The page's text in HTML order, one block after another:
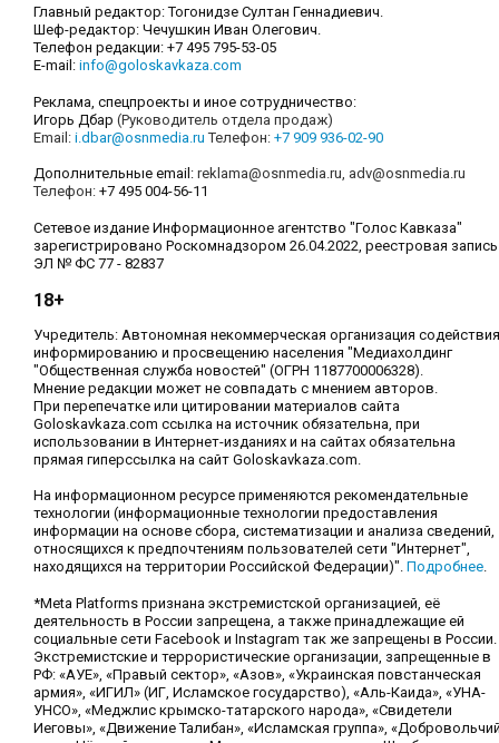
Главный редактор: Тогонидзе Султан Геннадиевич.
Шеф-редактор: Чечушкин Иван Олегович.
Телефон редакции: +7 495 795-53-05
E-mail: info@goloskavkaza.com
Реклама, спецпроекты и иное сотрудничество:
Игорь Дбар (Руководитель отдела продаж)
Email: i.dbar@osnmedia.ru Телефон: +7 909 936-02-90
Дополнительные email: reklama@osnmedia.ru, adv@osnmedia.ru
Телефон: +7 495 004-56-11
Сетевое издание Информационное агентство "Голос Кавказа"
зарегистрировано Роскомнадзором 26.04.2022, реестровая запись
ЭЛ № ФС 77 - 82837
18+
Учредитель: Автономная некоммерческая организация содействия
информированию и просвещению населения "Медиахолдинг
"Общественная служба новостей" (ОГРН 1187700006328).
Мнение редакции может не совпадать с мнением авторов.
При перепечатке или цитировании материалов сайта
Goloskavkaza.com ссылка на источник обязательна, при
использовании в Интернет-изданиях и на сайтах обязательна
прямая гиперссылка на сайт Goloskavkaza.com.
На информационном ресурсе применяются рекомендательные
технологии (информационные технологии предоставления
информации на основе сбора, систематизации и анализа сведений,
относящихся к предпочтениям пользователей сети "Интернет",
находящихся на территории Российской Федерации)". Подробнее.
*Meta Platforms признана экстремистской организацией, её
деятельность в России запрещена, а также принадлежащие ей
социальные сети Facebook и Instagram так же запрещены в России.
Экстремистские и террористические организации, запрещенные в
РФ: «АУЕ», «Правый сектор», «Азов», «Украинская повстанческая
армия», «ИГИЛ» (ИГ, Исламское государство), «Аль-Каида», «УНА-
УНСО», «Меджлис крымско-татарского народа», «Свидетели
Иеговы», «Движение Талибан», «Исламская группа»,